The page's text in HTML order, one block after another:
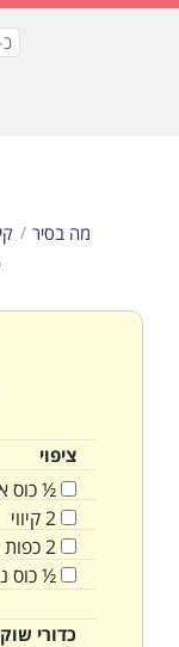
כ-15
מה בסיר
ציפוי
½כוס
2קיווי
2כפות
½כוס
כדורי